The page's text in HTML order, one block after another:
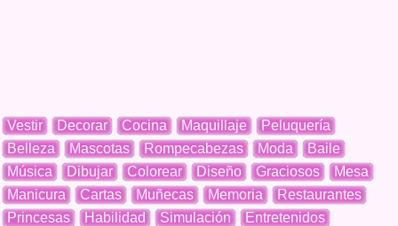
Vestir Decorar Cocina Maquillaje
Peluquería
Belleza
Mascotas Rompecabezas Moda
Baile
Música
Dibujar Colorear Diseño Graciosos
Mesa
Manicura
Cartas Muñecas Memoria
Restaurantes
Princesas
Habilidad Simulación
Entretenidos